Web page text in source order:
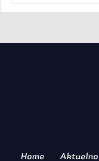
Može li jedan Ferrari
Home Aktuelno